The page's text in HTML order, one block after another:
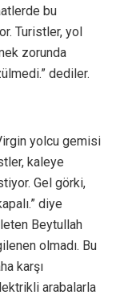
bu
Turistler, yol
zorunda
dediler.
yolcu gemisi
kaleye
Gel görki,
diye
Beytullah
olmadı. Bu
karşı
arabalarla